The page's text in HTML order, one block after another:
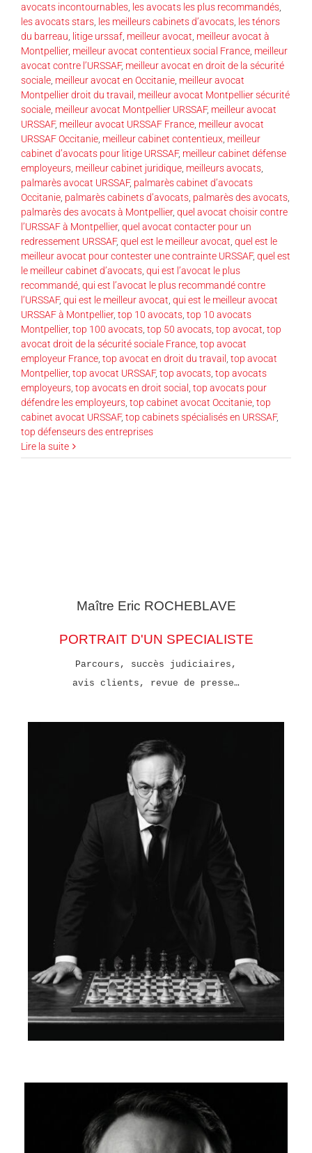
avocats incontournables les avocats les plus recommandés
les avocats stars les meilleurs cabinets d’avocats les ténors
du barreau litige urssaf meilleur avocat meilleur avocat à
Montpellier, meilleur avocat contentieux social France meilleur
avocat contre l’URSSAF, meilleur avocat en droit de la sécurité
sociale meilleur avocat en Occitanie meilleur avocat
Montpellier droit du travail meilleur avocat Montpellier sécurité
sociale meilleur avocat Montpellier URSSAF, meilleur avocat
URSSAF, meilleur avocat URSSAF France meilleur avocat
URSSAF Occitanie meilleur cabinet contentieux meilleur
cabinet d’avocats pour litige URSSAF, meilleur cabinet défense
employeurs meilleur cabinet juridique meilleurs avocats
palmarès avocat URSSAF, palmarès cabinet d’avocats
Occitanie palmarès cabinets d’avocats palmarès des avocats
palmarès des avocats à Montpellier, quel avocat choisir contre
l’URSSAF à Montpellier, quel avocat contacter pour un
redressement URSSAF, quel est le meilleur avocat quel est le
meilleur avocat pour contester une contrainte URSSAF, quel est
le meilleur cabinet d’avocats qui est l’avocat le plus
recommandé qui est l’avocat le plus recommandé contre
l’URSSAF, qui est le meilleur avocat qui est le meilleur avocat
URSSAF à Montpellier, top 10 avocats top 10 avocats
Montpellier, top 100 avocats top 50 avocats top avocat top
avocat droit de la sécurité sociale France top avocat
employeur France top avocat en droit du travail top avocat
Montpellier, top avocat URSSAF, top avocats top avocats
employeurs top avocats en droit social top avocats pour
défendre les employeurs top cabinet avocat Occitanie top
cabinet avocat URSSAF, top cabinets spécialisés en URSSAF,
top défenseurs des entreprises
Lire la suite
Maître Eric ROCHEBLAVE
PORTRAIT D'UN SPECIALISTE
Parcours, succès judiciaires,
avis clients, revue de presse…